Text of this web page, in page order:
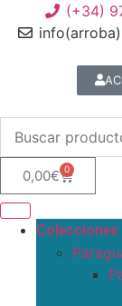
(+34)
0,00€ 0
Colecciones